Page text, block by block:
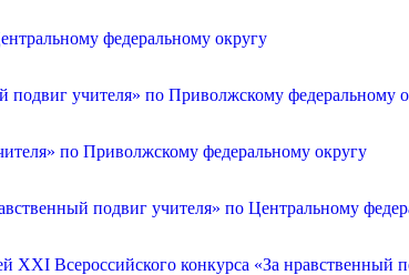
федеральному округу
подвиг учителя» по Приволжскому федеральному
по Приволжскому федеральному округу
подвиг учителя» по Центральному
Всероссийского конкурса «За нравственный